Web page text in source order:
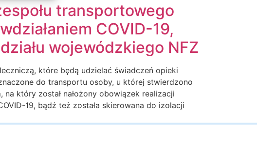
transportowego
COVID-19,
wojewódzkiego NFZ
które będą udzielać świadczeń opieki
do transportu osoby, u której stwierdzono
który został nałożony obowiązek realizacji
19, bądź też została skierowana do izolacji